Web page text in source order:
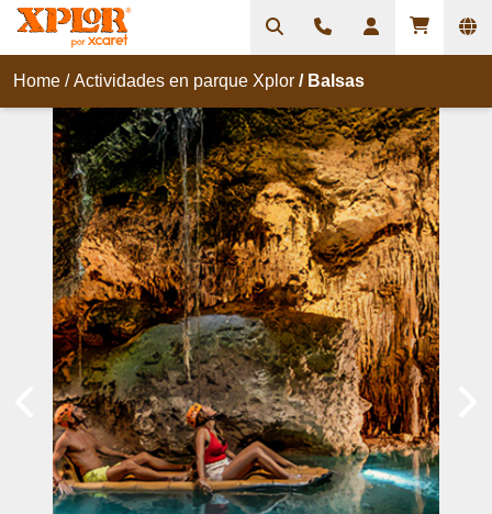
Home / Actividades en parque Xplor / Balsas